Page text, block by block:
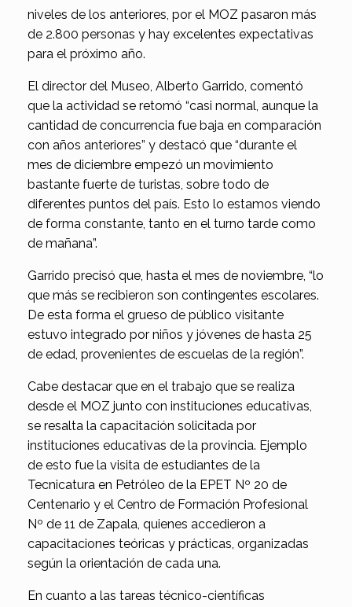
niveles de los anteriores, por el MOZ pasaron más
de 2.800 personas y hay excelentes expectativas
para el próximo año.
El director del Museo, Alberto Garrido, comentó
que la actividad se retomó “casi normal, aunque la
cantidad de concurrencia fue baja en comparación
con años anteriores” y destacó que “durante el
mes de diciembre empezó un movimiento
bastante fuerte de turistas, sobre todo de
diferentes puntos del país. Esto lo estamos viendo
de forma constante, tanto en el turno tarde como
de mañana”.
Garrido precisó que, hasta el mes de noviembre, “lo
que más se recibieron son contingentes escolares.
De esta forma el grueso de público visitante
estuvo integrado por niños y jóvenes de hasta 25
de edad, provenientes de escuelas de la región”.
Cabe destacar que en el trabajo que se realiza
desde el MOZ junto con instituciones educativas,
se resalta la capacitación solicitada por
instituciones educativas de la provincia. Ejemplo
de esto fue la visita de estudiantes de la
Tecnicatura en Petróleo de la EPET Nº 20 de
Centenario y el Centro de Formación Profesional
Nº de 11 de Zapala, quienes accedieron a
capacitaciones teóricas y prácticas, organizadas
según la orientación de cada una.
En cuanto a las tareas técnico-científicas